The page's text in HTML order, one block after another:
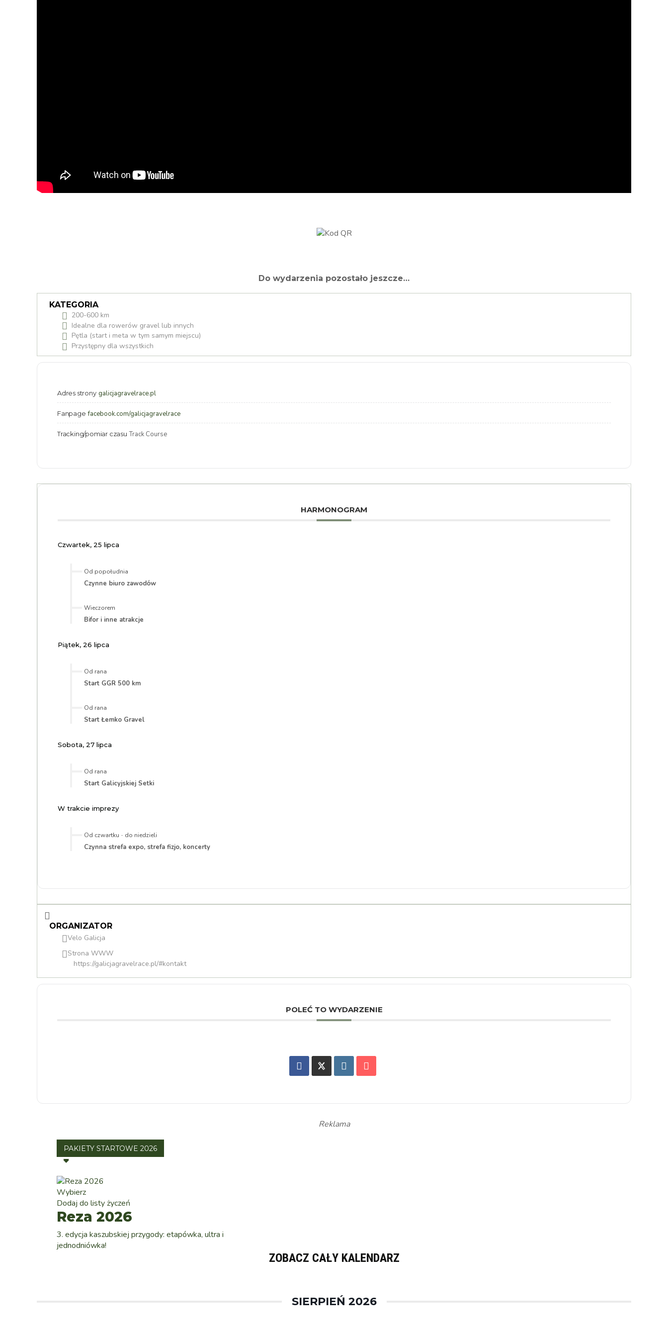
Do wydarzenia pozostało jeszcze…
KATEGORIA
200-600 km
Idealne dla rowerów gravel lub innych
Pętla (start i meta w tym samym miejscu)
Przystępny dla wszystkich
Adres strony galicjagravelrace.pl
Fanpage facebook.com/galicjagravelrace
Tracking/pomiar czasu Track Course
HARMONOGRAM
Czwartek, 25 lipca
Od popołudnia
Czynne biuro zawodów
Wieczorem
Bifor i inne atrakcje
Piątek, 26 lipca
Od rana
Start GGR 500 km
Od rana
Start Łemko Gravel
Sobota, 27 lipca
Od rana
Start Galicyjskiej Setki
W trakcie imprezy
Od czwartku - do niedzieli
Czynna strefa expo, strefa fizjo, koncerty
ORGANIZATOR
Velo Galicja
Strona WWW
https://galicjagravelrace.pl/#kontakt
POLEĆ TO WYDARZENIE
Reklama
PAKIETY STARTOWE 2026
Wybierz
Dodaj do listy życzeń
Reza 2026
3. edycja kaszubskiej przygody: etapówka, ultra i
jednodniówka!
ZOBACZ CAŁY KALENDARZ
SIERPIEŃ 2026